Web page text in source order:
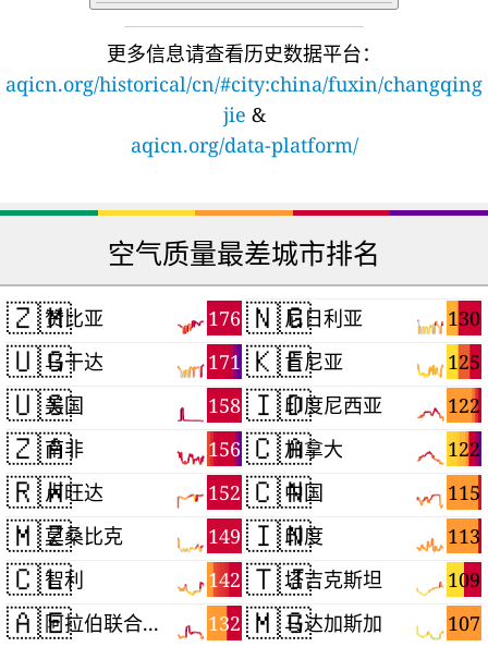
更多信息请查看历史数据平台：
aqicn.org/historical/cn/#city:china/fuxin/changqing
jie &
aqicn.org/data-platform/
空气质量最差城市排名
🇿🇲 176
赞比亚
🇺🇬 171
乌干达
🇺🇸 158
美国
🇿🇦 156
南非
🇷🇼 152
卢旺达
🇲🇿 149
莫桑比克
🇨🇱 142
智利
🇦🇪 132
阿拉伯联合酋长国
🇳🇬 130
尼日利亚
🇰🇪 125
肯尼亚
🇮🇩 122
印度尼西亚
🇨🇦 122
加拿大
🇨🇳 115
中国
🇮🇳 113
印度
🇹🇯 109
塔吉克斯坦
🇲🇬 107
马达加斯加